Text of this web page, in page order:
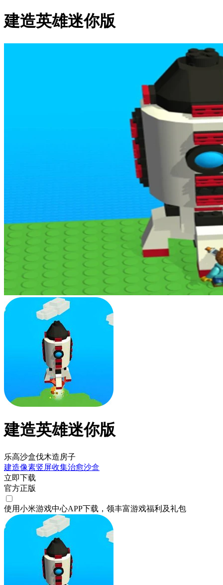
建造英雄迷你版
建造英雄迷你版
乐高沙盒伐木造房子
建造像素竖屏收集治愈沙盒
立即下载
官方正版
使用小米游戏中心APP下载 ，领丰富游戏福利 及礼包